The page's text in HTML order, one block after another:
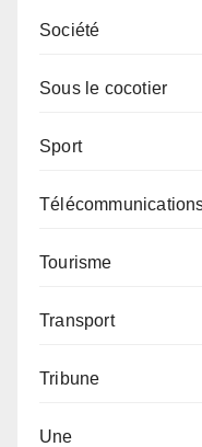
Société
Sous le cocotier
Sport
Tourisme
Transport
Tribune
Une